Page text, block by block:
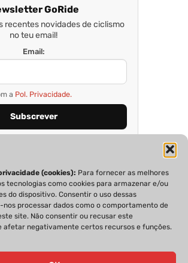
(cookies): Para fornecer as melhores
tecnologias como cookies para armazenar e/ou
do dispositivo. Consentir o uso dessas
processar dados como o comportamento de
site. Não consentir ou recusar este
afetar negativamente certos recursos e funções.
GoRide
recentes novidades de ciclismo
no teu email!
Email:
a Pol. Privacidade.
FICHA TÉCNICA
ESTATUTO EDITORIAL